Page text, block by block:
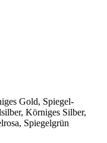
Gold, Spiegel-
Körniges Silber,
Spiegelgrün